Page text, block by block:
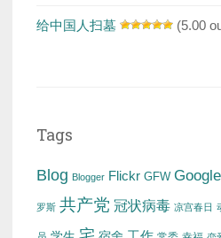
给中国人扫墓 (5.00
Tags
Blog Blogger Flickr GFW Google
罗斯 共产党 冠状病毒 凉宫春日